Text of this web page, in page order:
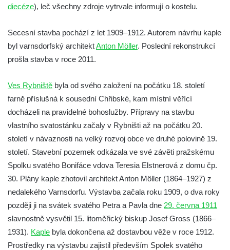
Bývalý kostel svatých Filipa a Jakuba na
Kaple na hřbitově ve Velešíně
Márnice na hřbitově ve Velešíně
Poutní areál Římov
Kostel svatého Ducha v poutním areálu
Římov
Křížová cesta Římov – XXV. kaple – Boží
hrob
Křížová cesta Římov – XXIV. kaple – Pieta
Kalvárie
Křížová cesta Římov – XXII. kaple – Šimon
Cyrénský pomáhá Ježíši nést kříž
Křížová cesta Římov – XXI. kaple –
Popravní brána
diecéze), leč všechny zdroje vytrvale informují o kostelu.
Secesní stavba pochází z let 1909–1912. Autorem návrhu kaple
byl varnsdorfský architektAnton Möller. Poslední rekonstrukcí
prošla stavba v roce 2011.
Ves Rybniště byla od svého založení na počátku 18. století
farně příslušná k sousední Chřibské, kam místní věřící
docházeli na pravidelné bohoslužby. Přípravy na stavbu
vlastního svatostánku začaly v Rybništi až na počátku 20.
století v návaznosti na velký rozvoj obce ve druhé polovině 19.
století. Stavební pozemek odkázala ve své závěti pražskému
Spolku svatého Bonifáce vdova Teresia Elstnerová z domu čp.
30. Plány kaple zhotovil architekt Anton Möller (1864–1927) z
nedalekého Varnsdorfu. Výstavba začala roku 1909, o dva roky
později ji na svátek svatého Petra a Pavla dne 29. června 1911
slavnostně vysvětil 15. litoměřický biskup Josef Gross (1866–
1931). Kaple byla dokončena až dostavbou věže v roce 1912.
Prostředky na výstavbu zajistil především Spolek svatého